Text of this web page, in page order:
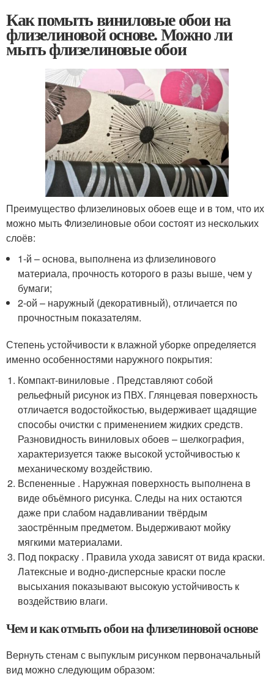
Как помыть виниловые обои на
флизелиновой основе. Можно ли
мыть флизелиновые обои
Преимущество флизелиновых обоев еще и в том, что их
можно мыть Флизелиновые обои состоят из нескольких
слоёв:
1-й – основа, выполнена из флизелинового
материала, прочность которого в разы выше, чем у
бумаги;
2-ой – наружный (декоративный), отличается по
прочностным показателям.
Степень устойчивости к влажной уборке определяется
именно особенностями наружного покрытия:
Компакт-виниловые . Представляют собой
рельефный рисунок из ПВХ. Глянцевая поверхность
отличается водостойкостью, выдерживает щадящие
способы очистки с применением жидких средств.
Разновидность виниловых обоев – шелкография,
характеризуется также высокой устойчивостью к
механическому воздействию.
Вспененные . Наружная поверхность выполнена в
виде объёмного рисунка. Следы на них остаются
даже при слабом надавливании твёрдым
заострённым предметом. Выдерживают мойку
мягкими материалами.
Под покраску . Правила ухода зависят от вида краски.
Латексные и водно-дисперсные краски после
высыхания показывают высокую устойчивость к
воздействию влаги.
Чем и как отмыть обои на флизелиновой основе
Вернуть стенам с выпуклым рисунком первоначальный
вид можно следующим образом: